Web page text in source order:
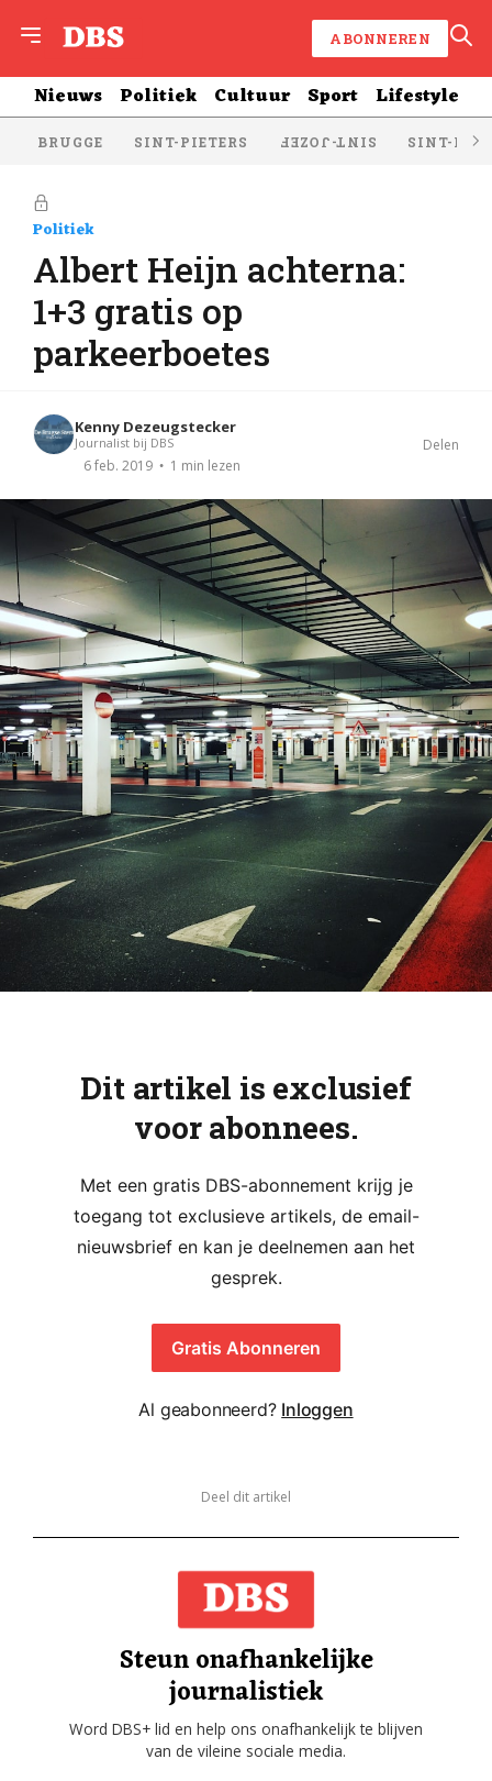
ABONNEREN
Nieuws Politiek Cultuur Sport Lifestyle
BRUGGE SINT-PIETERS SINT-JOZEF SINT-
Politiek
Albert Heijn achterna:
1+3 gratis op
parkeerboetes
Kenny Dezeugstecker
Journalist bij DBS
6 feb. 2019 1 min lezen
Delen
Dit artikel is exclusief
voor abonnees.
Met een gratis DBS-abonnement krijg je
toegang tot exclusieve artikels, de email-
nieuwsbrief en kan je deelnemen aan het
gesprek.
Gratis Abonneren
Al geabonneerd? Inloggen
Deel dit artikel
Steun onafhankelijke
journalistiek
Word DBS+ lid en help ons onafhankelijk te blijven
van de vileine sociale media.